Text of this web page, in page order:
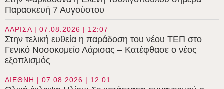
Παρασκευή 7 Αυγούστου
ΛΑΡΙΣΑ | 07.08.2026 | 12:07
Στην τελική ευθεία η παράδοση του νέου ΤΕΠ στο
Γενικό Νοσοκομείο Λάρισας – Κατέφθασε ο νέος
εξοπλισμός
ΔΙΕΘΝΗ | 07.08.2026 | 12:01